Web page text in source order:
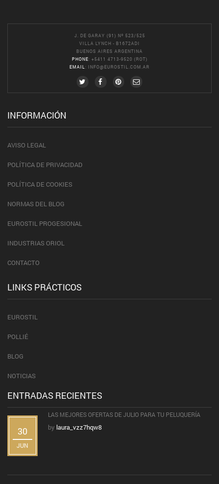
J. DE GARAY (91) Nº 523/525
VILLA LYNCH - B1672ADI
BUENOS AIRES ARGENTINA
PHONE: +5411 4713-9520 (ROT)
EMAIL : INFO@EUROSTIL.COM.AR
INFORMACIÓN
AVISO LEGAL
POLÍTICA DE PRIVACIDAD
POLÍTICA DE COOKIES
NORMAS DEL BLOG
EUROSTIL PROGESIONAL
INDUSTRIAS ORIOL
CONTACTO
LINKS PRÁCTICOS
EUROSTIL
POLLIÉ
BLOG
NOTICIAS
ENTRADAS RECIENTES
30
JUN
LAS MEJORES OFERTAS DE JULIO PARA TU PELUQUERÍA
by laura_vzz7hqw8